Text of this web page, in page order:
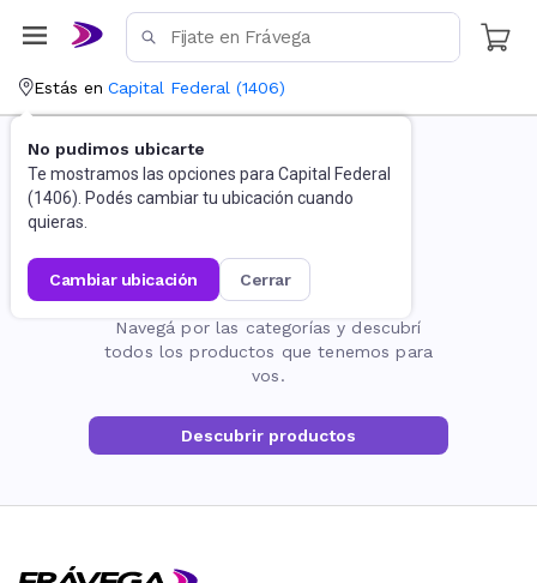
Estás en Capital Federal (1406)
No pudimos ubicarte
Te mostramos las opciones para Capital Federal
(1406). Podés cambiar tu ubicación cuando
quieras.
cambiar ubicación cerrar
La página no existe
Navegá por las categorías y descubrí
todos los productos que tenemos para
vos.
Descubrir productos